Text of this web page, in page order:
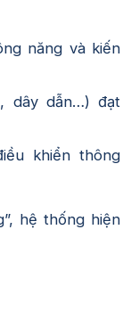
năng và kiến
dây dẫn…) đạt
khiển thông
hệ thống hiện